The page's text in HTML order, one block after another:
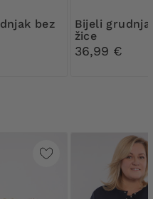
Bijeli grudnjak bez
žice
36,99 €